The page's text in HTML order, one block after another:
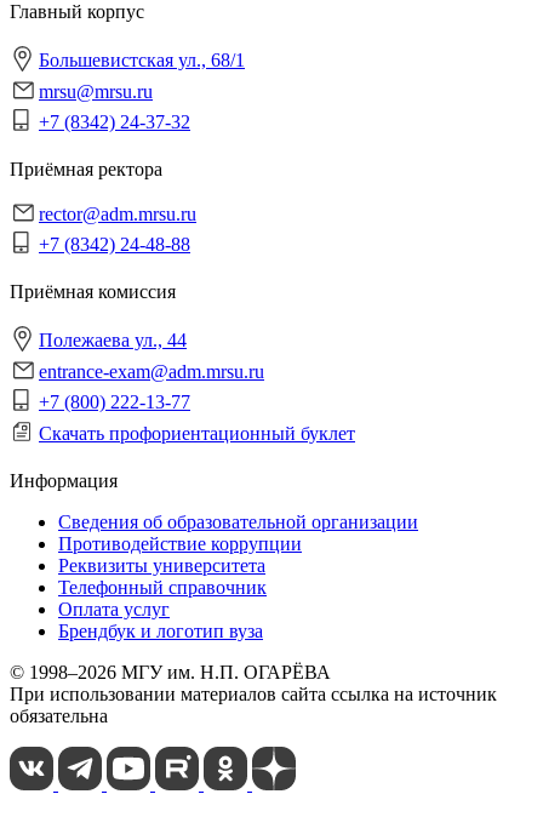
Главный корпус
Большевистская ул., 68/1
mrsu@mrsu.ru
+7 (8342) 24-37-32
Приёмная ректора
rector@adm.mrsu.ru
+7 (8342) 24-48-88
Приёмная комиссия
Полежаева ул., 44
entrance-exam@adm.mrsu.ru
+7 (800) 222-13-77
Скачать профориентационный буклет
Информация
Сведения об образовательной организации
Противодействие коррупции
Реквизиты университета
Телефонный справочник
Оплата услуг
Брендбук и логотип вуза
© 1998–2026 МГУ им. Н.П. ОГАРЁВА
При использовании материалов сайта ссылка на источник
обязательна